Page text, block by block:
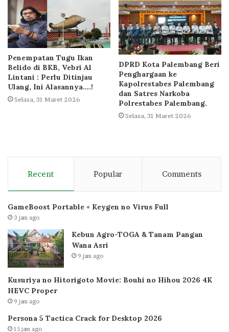
Penempatan Tugu Ikan
Belido di BKB, Vebri Al
Lintani : Perlu Ditinjau
Ulang, Ini Alasannya….!
Selasa, 31 Maret 2026
DPRD Kota Palembang Beri
Penghargaan ke
Kapolrestabes Palembang
dan Satres Narkoba
Polrestabes Palembang.
Selasa, 31 Maret 2026
Recent Popular Comments
GameBoost Portable + Keygen no Virus Full
3 jam ago
Kebun Agro-TOGA & Tanam Pangan
Wana Asri
9 jam ago
Kusuriya no Hitorigoto Movie: Bouhi no Hihou 2026 4K
HEVC Proper
9 jam ago
Persona 5 Tactica Crack for Desktop 2026
15 jam ago